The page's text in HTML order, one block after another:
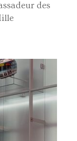
des